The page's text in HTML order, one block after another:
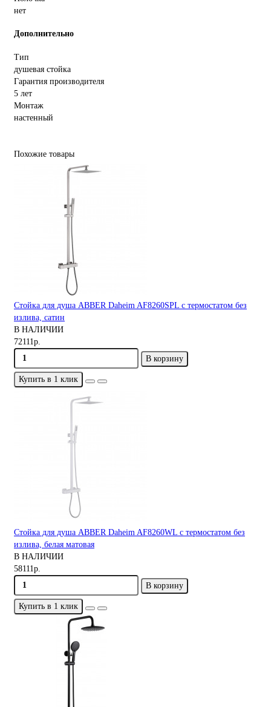
нет
Дополнительно
Тип
душевая стойка
Гарантия производителя
5 лет
Монтаж
настенный
Похожие товары
Стойка для душа ABBER Daheim AF8260SPL с термостатом без
излива, сатин
В НАЛИЧИИ
72111р.
В корзину
Купить в 1 клик
Стойка для душа ABBER Daheim AF8260WL с термостатом без
излива, белая матовая
В НАЛИЧИИ
58111р.
В корзину
Купить в 1 клик